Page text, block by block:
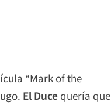
“Mark of the
El Duce quería que